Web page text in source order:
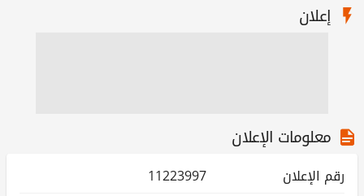
إعلان
معلومات الإعلان
رقم الإعلان
11223997